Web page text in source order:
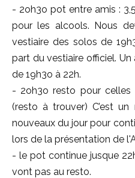
- 2oh3o pot entre amis :
pour les alcools. Nous
vestiaire des solos de
part du vestiaire officiel.
de 19h3o à 22h.
- 2oh3o resto pour
(resto à trouver) C’est
nouveaux du jour pour
lors de la présentation de
- le pot continue jusque
vont pas au resto.